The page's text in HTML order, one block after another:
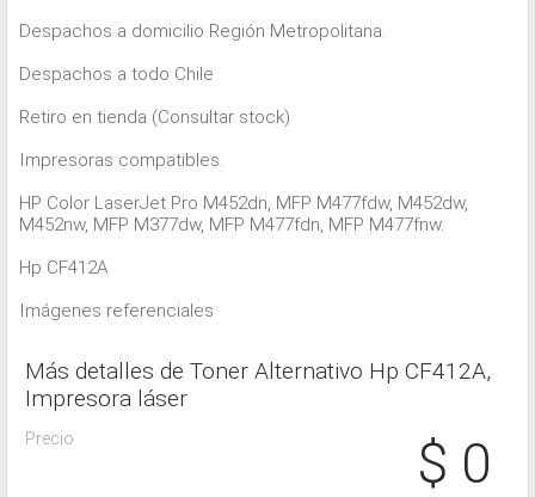
Despachos a domicilio Región Metropolitana.
Despachos a todo Chile
Retiro en tienda (Consultar stock)
Impresoras compatibles.
HP Color LaserJet Pro M452dn, MFP M477fdw, M452dw,
M452nw, MFP M377dw, MFP M477fdn, MFP M477fnw.
Hp CF412A
Imágenes referenciales
Más detalles de Toner Alternativo Hp CF412A,
Impresora láser
Precio $ 0